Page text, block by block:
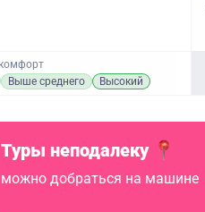
Выше среднего Высокий
Туры неподалеку
можно добраться на машине